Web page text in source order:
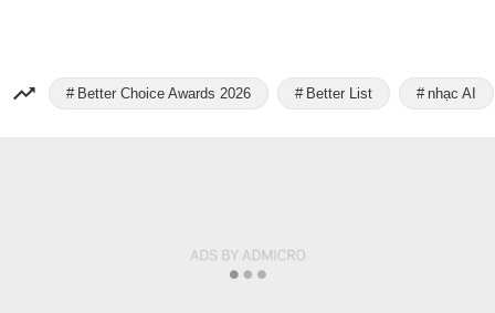
Better Choice Awards 2026 Better List nhạc AI